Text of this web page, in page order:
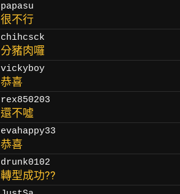
papasu
很不行
chihcsck
分豬肉囉
vickyboy
恭喜
rex850203
還不噓
evahappy33
恭喜
drunk0102
轉型成功??